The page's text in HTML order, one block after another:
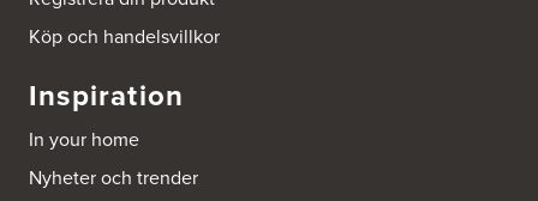
http://www.ballingslov.se
Gäddvägen 12
Tel.:752412900
Köp och handelsvillkor
Inspiration
In your home
Nyheter och trender